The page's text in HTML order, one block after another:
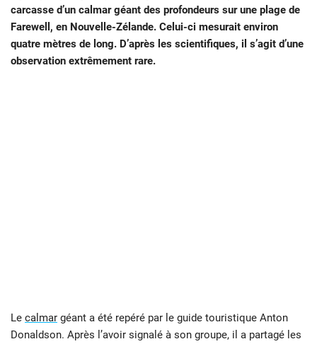
carcasse d’un calmar géant des profondeurs sur une plage de
Farewell, en Nouvelle-Zélande. Celui-ci mesurait environ
quatre mètres de long. D’après les scientifiques, il s’agit d’une
observation extrêmement rare.
Le calmar géant a été repéré par le guide touristique Anton
Donaldson. Après l’avoir signalé à son groupe, il a partagé les